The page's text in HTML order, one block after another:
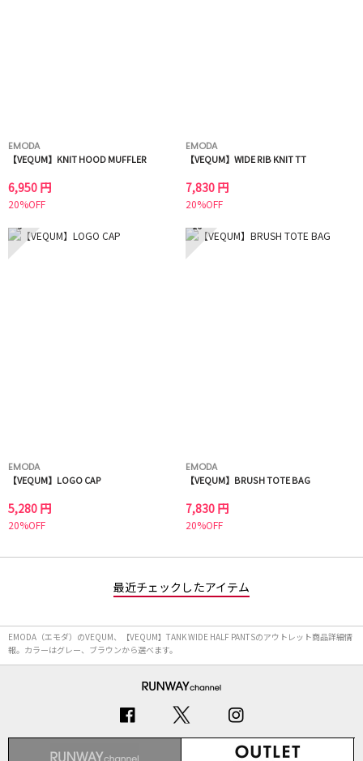
EMODA
【VEQUM】KNIT HOOD MUFFLER
6,950 円
20%OFF
EMODA
【VEQUM】WIDE RIB KNIT TT
7,830 円
20%OFF
9
EMODA
【VEQUM】LOGO CAP
5,280 円
20%OFF
10
EMODA
【VEQUM】BRUSH TOTE BAG
7,830 円
20%OFF
最近チェックしたアイテム
EMODA（エモダ）のVEQUM、【VEQUM】TANK WIDE HALF PANTSのアウトレット商品詳細情
報。カラーはグレー、ブラウンから選べます。